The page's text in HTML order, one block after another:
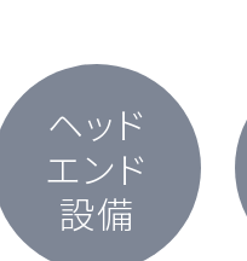
ヘッド
エンド
設備